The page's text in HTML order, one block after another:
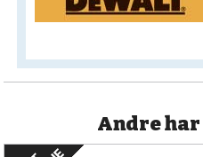
Andre